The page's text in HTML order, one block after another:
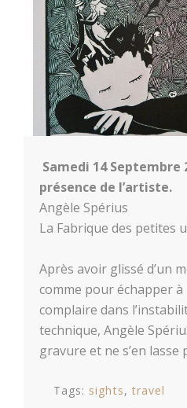
Samedi 14 Septembre
présence de l’artiste.
Angèle Spérius
La Fabrique des petites
Après avoir glissé d’un
comme pour échapper à
complaire dans
technique, Angèle
gravure et ne s’en lasse
Tags: sights
travel